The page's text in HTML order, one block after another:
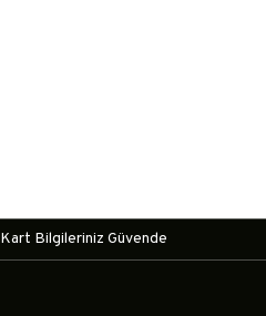
Kart Bilgileriniz Güvende